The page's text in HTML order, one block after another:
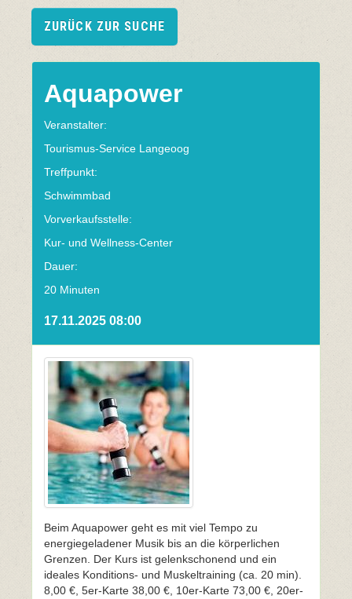
ZURÜCK ZUR SUCHE
Aquapower
Veranstalter:
Tourismus-Service Langeoog
Treffpunkt:
Schwimmbad
Vorverkaufsstelle:
Kur- und Wellness-Center
Dauer:
20 Minuten
17.11.2025 08:00
Beim Aquapower geht es mit viel Tempo zu
energiegeladener Musik bis an die körperlichen
Grenzen. Der Kurs ist gelenkschonend und ein
ideales Konditions- und Muskeltraining (ca. 20 min).
8,00 €, 5er-Karte 38,00 €, 10er-Karte 73,00 €, 20er-